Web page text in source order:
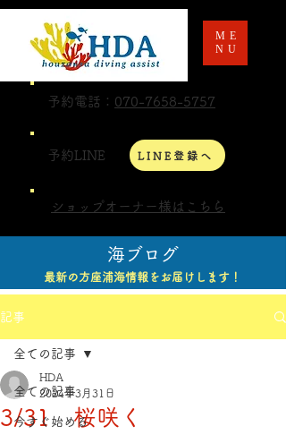
予約電話： 070-7658-5757
予約LINE LINE登録へ
ショップオーナー様はこちら
ME
NU
海ブログ
最新の方座浦海情報をお届けします！
記事
全ての記事
今すぐ始める
全ての記事
3/31 桜咲く
HDA
2024年3月31日